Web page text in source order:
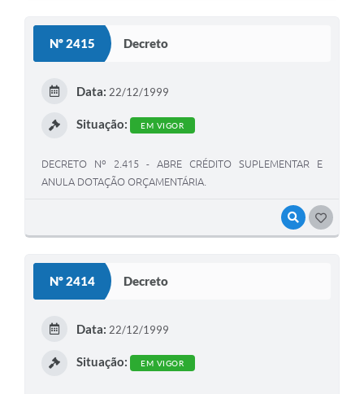
Nº 2415 Decreto
VISUALIZAR
Data: 22/12/1999
Situação: EM VIGOR
DECRETO Nº 2.415 - ABRE CRÉDITO SUPLEMENTAR E
ANULA DOTAÇÃO ORÇAMENTÁRIA.
Nº 2414 Decreto
Data: 22/12/1999
Situação: EM VIGOR